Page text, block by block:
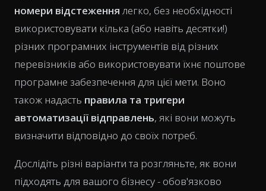
номери відстеження легко, без необхідності
використовувати кілька (або навіть десятки!)
різних програмних інструментів від різних
перевізників або використовувати їхнє поштове
програмне забезпечення для цієї мети. Воно
також надасть правила та тригери
автоматизації відправлень, які вони можуть
визначити відповідно до своїх потреб.
Дослідіть різні варіанти та розгляньте, як вони
підходять для вашого бізнесу - обов'язково